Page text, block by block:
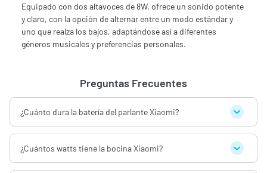
Equipado con dos altavoces de 8W, ofrece un sonido potente
y claro, con la opción de alternar entre un modo estándar y
uno que realza los bajos, adaptándose así a diferentes
géneros musicales y preferencias personales.
Preguntas Frecuentes
¿Cuánto dura la batería del parlante Xiaomi?
¿Cuántos watts tiene la bocina Xiaomi?